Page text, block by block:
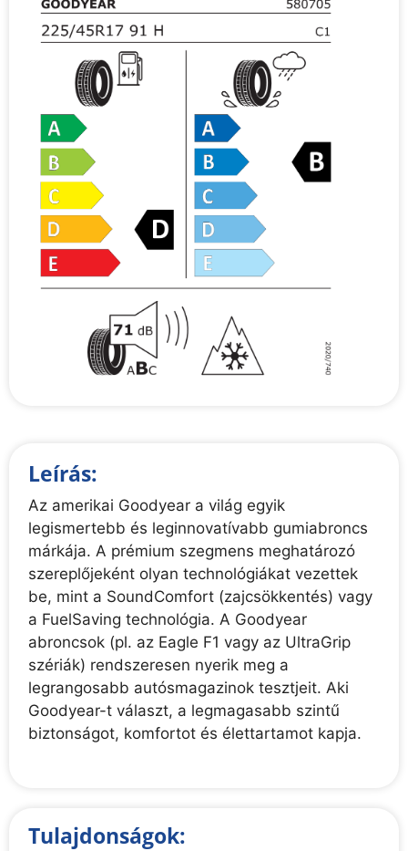
Leírás:
Az amerikai Goodyear a világ egyik
legismertebb és leginnovatívabb gumiabroncs
márkája. A prémium szegmens meghatározó
szereplőjeként olyan technológiákat vezettek
be, mint a SoundComfort (zajcsökkentés) vagy
a FuelSaving technológia. A Goodyear
abroncsok (pl. az Eagle F1 vagy az UltraGrip
szériák) rendszeresen nyerik meg a
legrangosabb autósmagazinok tesztjeit. Aki
Goodyear-t választ, a legmagasabb szintű
biztonságot, komfortot és élettartamot kapja.
Tulajdonságok: